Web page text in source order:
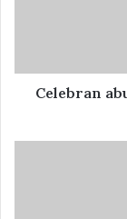
Celebran